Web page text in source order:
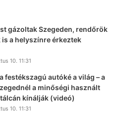
gázoltak Szegeden, rendőrök
is a helyszínre érkeztek
10. 11:31
festékszagú autóké a világ – a
a minőségi használt
kínálják (videó)
10. 11:31